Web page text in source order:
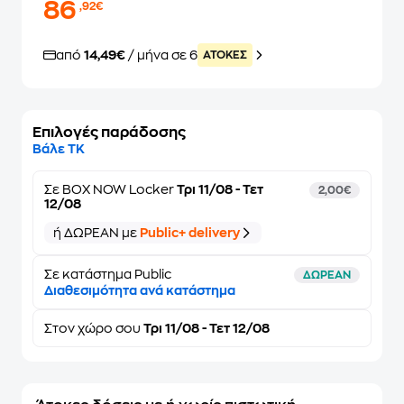
86,92€
από 14,49€ / μήνα σε 6 ATOKEΣ
Επιλογές παράδοσης
Βάλε ΤΚ
Σε BOX NOW Locker Τρι 11/08 - Τετ
12/08
2,00€
ή ΔΩΡΕΑΝ με Public+ delivery
Σε κατάστημα Public ΔΩΡΕΑΝ
Διαθεσιμότητα ανά κατάστημα
Στον χώρο σου Τρι 11/08 - Τετ 12/08